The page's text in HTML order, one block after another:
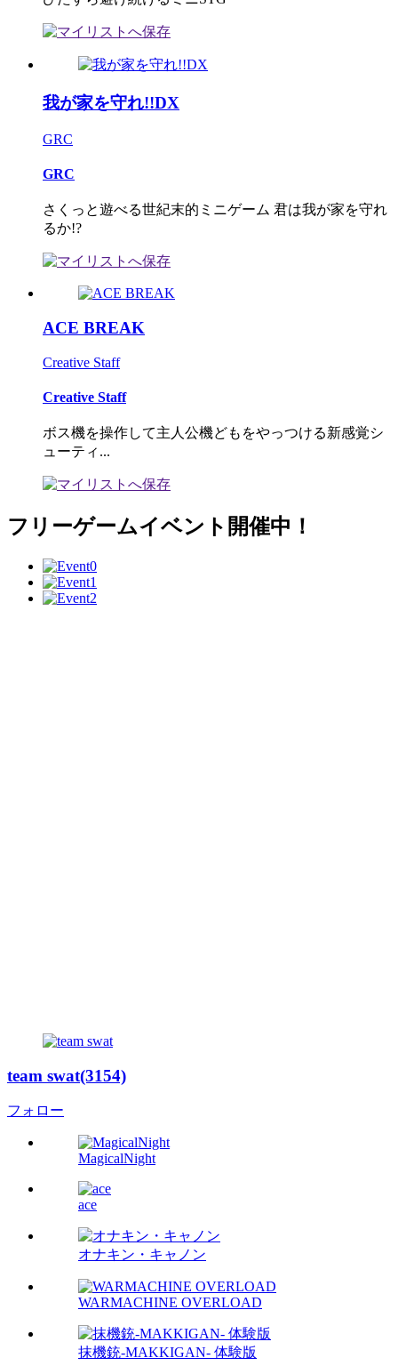
我が家を守れ!!DX
GRC
GRC
さくっと遊べる世紀末的ミニゲーム 君は我が家を守れ
るか!?
ACE BREAK
Creative Staff
Creative Staff
ボス機を操作して主人公機どもをやっつける新感覚シ
ューティ...
フリーゲームイベント開催中！
team swat(3154)
フォロー
MagicalNight
ace
オナキン・キャノン
WARMACHINE OVERLOAD
抹機銃-MAKKIGAN- 体験版